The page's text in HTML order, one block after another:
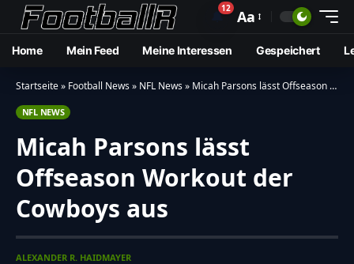
🔔12 Aa
Home Mein Feed Meine Interessen Gespeichert
Startseite» Football News» NFL News» Micah Parsons lässt Offseason Workout der Cowboys aus
NFL NEWS
Micah Parsons lässt
Offseason Workout der
Cowboys aus
ALEXANDER R. HAIDMAYER